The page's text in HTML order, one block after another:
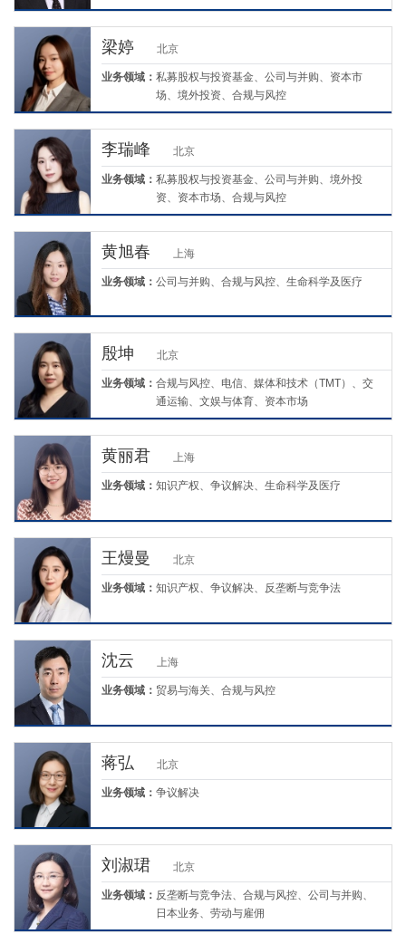
梁婷 北京
业务领域： 私募股权与投资基金、公司与并购、资本市
场、境外投资、合规与风控
李瑞峰 北京
业务领域： 私募股权与投资基金、公司与并购、境外投
资、资本市场、合规与风控
黄旭春 上海
业务领域： 公司与并购、合规与风控、生命科学及医疗
殷坤 北京
业务领域： 合规与风控、电信、媒体和技术（TMT）、交
通运输、文娱与体育、资本市场
黄丽君 上海
业务领域： 知识产权、争议解决、生命科学及医疗
王熳曼 北京
业务领域： 知识产权、争议解决、反垄断与竞争法
沈云 上海
业务领域： 贸易与海关、合规与风控
蒋弘 北京
业务领域： 争议解决
刘淑珺 北京
业务领域： 反垄断与竞争法、合规与风控、公司与并购、
日本业务、劳动与雇佣